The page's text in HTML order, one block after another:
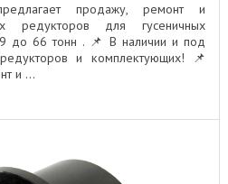
продажу, ремонт и
редукторов для гусеничных
до 66 тонн . 📌 В наличии и под
и комплектующих! 📌
и ...